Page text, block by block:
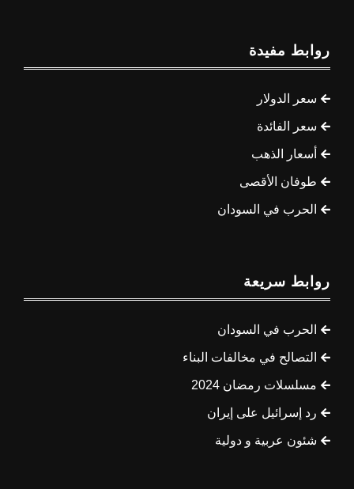
روابط مفيدة
سعر الدولار
سعر الفائدة
أسعار الذهب
طوفان الأقصى
الحرب في السودان
روابط سريعة
الحرب في السودان
التصالح في مخالفات البناء
مسلسلات رمضان 2024
رد إسرائيل على إيران
شئون عربية و دولية